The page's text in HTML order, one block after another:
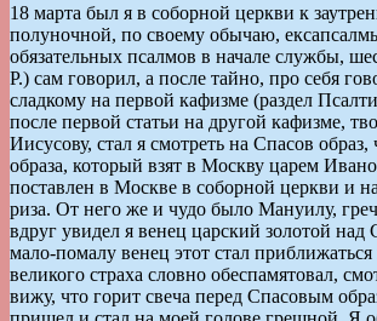
18 марта был я в соборной церкви к
полуночной, по своему обычаю,
обязательных псалмов в начале службы,
Р.) сам говорил, а после тайно, про себя
сладкому на первой кафизме (раздел
после первой статьи на другой кафизме,
Иисусову, стал я смотреть на Спасов образ,
образа, который взят в Москву царем
поставлен в Москве в соборной церкви и
риза. От него же и чудо было Мануилу,
вдруг увидел я венец царский золотой над
мало-помалу венец этот стал
великого страха словно обеспамятовал,
вижу, что горит свеча перед Спасовым